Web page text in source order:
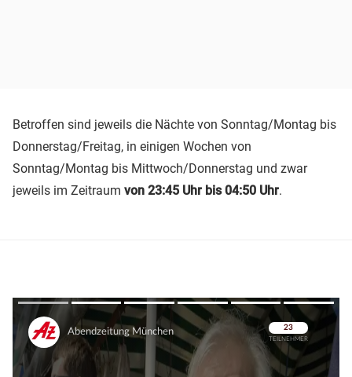
Betroffen sind jeweils die Nächte von Sonntag/Montag bis
Donnerstag/Freitag, in einigen Wochen von
Sonntag/Montag bis Mittwoch/Donnerstag und zwar
jeweils im Zeitraum von 23:45 Uhr bis 04:50 Uhr.
Überspringen